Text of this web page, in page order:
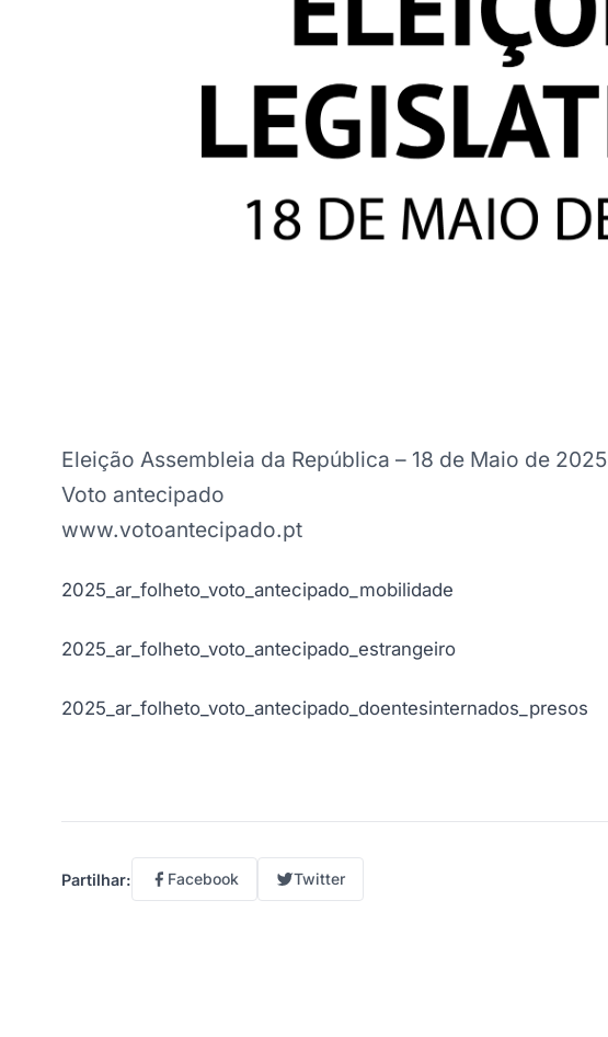
Eleição Assembleia da República – 18 de Maio de 2025
Voto antecipado
www.votoantecipado.pt
2025_ar_folheto_voto_antecipado_mobilidade
2025_ar_folheto_voto_antecipado_estrangeiro
2025_ar_folheto_voto_antecipado_doentesinternados_presos
Partilhar: Facebook Twitter